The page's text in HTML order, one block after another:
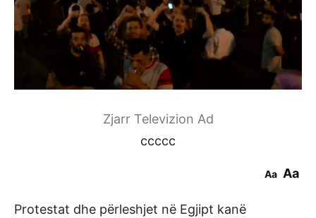
Zjarr Televizion Ad
ccccc
Aa Aa
Protestat dhe përleshjet në Egjipt kanë